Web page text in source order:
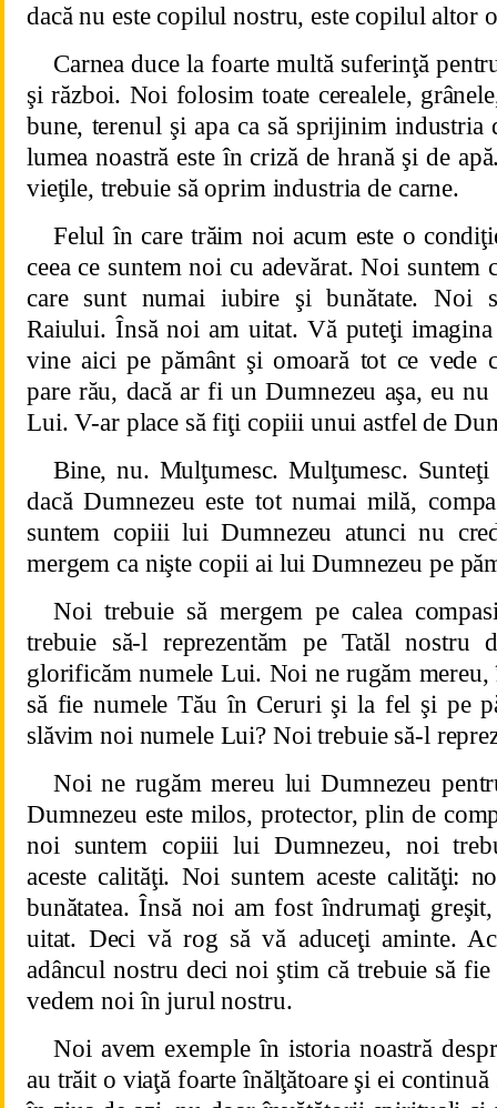
dacă nu este copilul nostru, este copilul altor
Carnea duce la foarte multă suferinţă
şi război. Noi folosim toate cerealele,
bune, terenul şi apa ca să sprijinim industria
lumea noastră este în criză de hrană şi de
vieţile, trebuie să oprim industria de carne.
Felul în care trăim noi acum este o
ceea ce suntem noi cu adevărat. Noi
care sunt numai iubire şi bunătate. Noi
Raiului. Însă noi am uitat. Vă puteţi
vine aici pe pământ şi omoară tot ce vede
pare rău, dacă ar fi un Dumnezeu aşa, eu
Lui. V-ar place să fiţi copiii unui astfel de
Bine, nu. Mulţumesc. Mulţumesc.
dacă Dumnezeu este tot numai milă,
suntem copiii lui Dumnezeu atunci nu
mergem ca nişte copii ai lui Dumnezeu pe
Noi trebuie să mergem pe calea
trebuie să-l reprezentăm pe Tatăl nostru
glorificăm numele Lui. Noi ne rugăm
să fie numele Tău în Ceruri şi la fel şi pe
slăvim noi numele Lui? Noi trebuie să-l
Noi ne rugăm mereu lui Dumnezeu
Dumnezeu este milos, protector, plin de
noi suntem copiii lui Dumnezeu, noi
aceste calităţi. Noi suntem aceste calităţi:
bunătatea. Însă noi am fost îndrumaţi
uitat. Deci vă rog să vă aduceţi aminte.
adâncul nostru deci noi ştim că trebuie să
vedem noi în jurul nostru.
Noi avem exemple în istoria noastră
au trăit o viaţă foarte înălţătoare şi ei continuă